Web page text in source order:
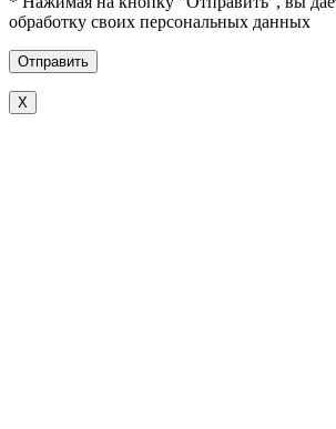
обработку своих персональных данных
Х